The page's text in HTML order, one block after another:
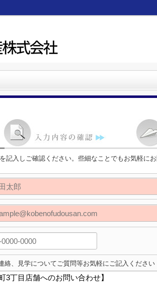
記入しご確認ください。些細なことでもお気軽に
絡、見学についてご質問等お気軽にご記入ください